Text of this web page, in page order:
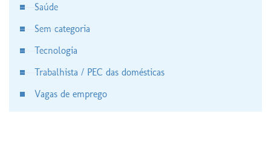
Saúde
Sem categoria
Tecnologia
Trabalhista / PEC das domésticas
Vagas de emprego